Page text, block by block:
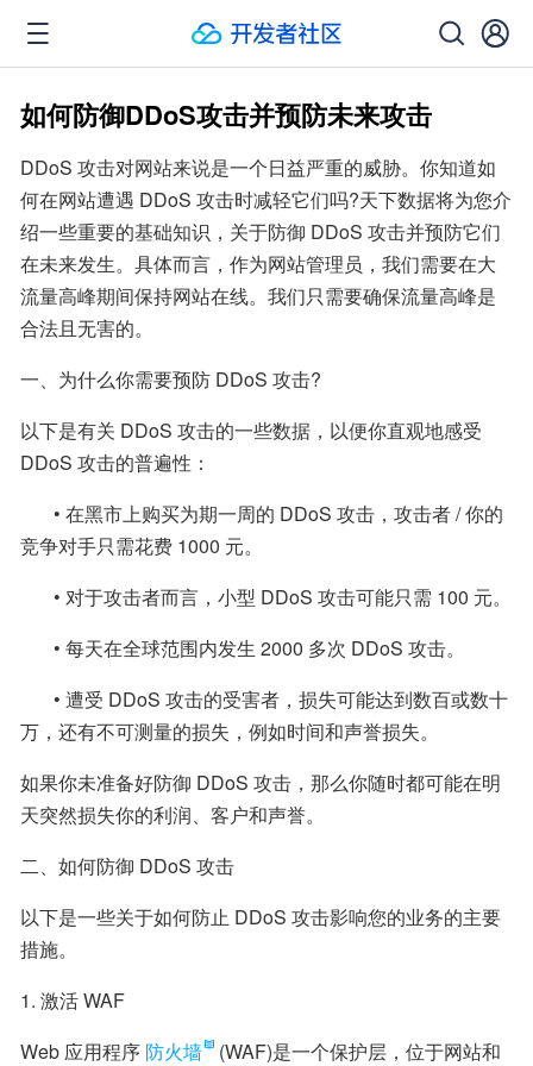
如何防御DDoS攻击并预防未来攻击
DDoS 攻击对网站来说是一个日益严重的威胁。你知道如
何在网站遭遇 DDoS 攻击时减轻它们吗?天下数据将为您介
绍一些重要的基础知识，关于防御 DDoS 攻击并预防它们
在未来发生。具体而言，作为网站管理员，我们需要在大
流量高峰期间保持网站在线。我们只需要确保流量高峰是
合法且无害的。
一、为什么你需要预防 DDoS 攻击?
以下是有关 DDoS 攻击的一些数据，以便你直观地感受
DDoS 攻击的普遍性：
竞争对手只需花费 1000 元。
       • 对于攻击者而言，小型 DDoS 攻击可能只需 100 元。
       • 每天在全球范围内发生 2000 多次 DDoS 攻击。
万，还有不可测量的损失，例如时间和声誉损失。
如果你未准备好防御 DDoS 攻击，那么你随时都可能在明
天突然损失你的利润、客户和声誉。
二、如何防御 DDoS 攻击
以下是一些关于如何防止 DDoS 攻击影响您的业务的主要
措施。
1. 激活 WAF
Web 应用程序 防火墙 (WAF)是一个保护层，位于网站和